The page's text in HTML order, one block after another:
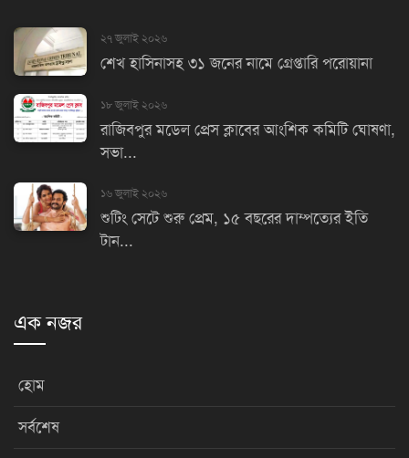
২৭ জুলাই ২০২৬
শেখ হাসিনাসহ ৩১ জনের নামে গ্রেপ্তারি পরোয়ানা
১৮ জুলাই ২০২৬
রাজিবপুর মডেল প্রেস ক্লাবের আংশিক কমিটি ঘোষণা,
সভা...
১৬ জুলাই ২০২৬
শুটিং সেটে শুরু প্রেম, ১৫ বছরের দাম্পত্যের ইতি
টান...
এক নজর
হোম
সর্বশেষ